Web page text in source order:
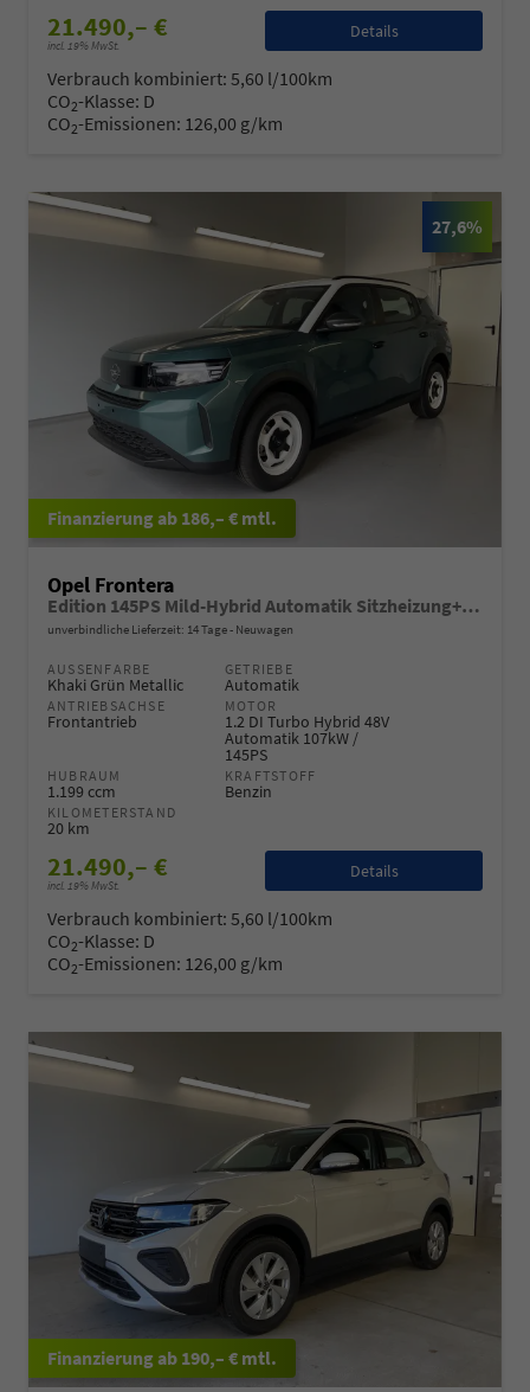
21.490,– €
incl. 19% MwSt.
Details
Verbrauch kombiniert: 5,60 l/100km
CO2-Klasse: D
CO2-Emissionen: 126,00 g/km
27,6%
ab 186,– € mtl.
Opel Frontera
Edition 145PS Mild-Hybrid Automatik Sitzheizung+Kamera+ParkPilot
unverbindliche Lieferzeit: 14 Tage Neuwagen
AUSSENFARBE
Khaki Grün Metallic
GETRIEBE
Automatik
ANTRIEBSACHSE
Frontantrieb
MOTOR
1.2 DI Turbo Hybrid 48V
Automatik 107kW /
145PS
HUBRAUM
1.199 ccm
KRAFTSTOFF
Benzin
KILOMETERSTAND
20 km
21.490,– €
incl. 19% MwSt.
Details
Verbrauch kombiniert: 5,60 l/100km
CO2-Klasse: D
CO2-Emissionen: 126,00 g/km
ab 190,– € mtl.